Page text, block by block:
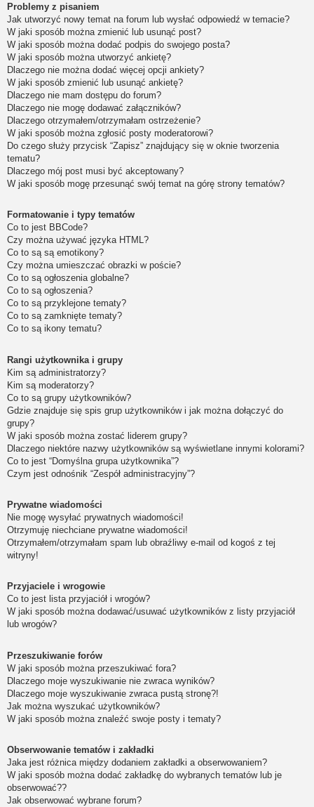
Problemy z pisaniem
Jak utworzyć nowy temat na forum lub wysłać odpowiedź w temacie?
W jaki sposób można zmienić lub usunąć post?
W jaki sposób można dodać podpis do swojego posta?
W jaki sposób można utworzyć ankietę?
Dlaczego nie można dodać więcej opcji ankiety?
W jaki sposób zmienić lub usunąć ankietę?
Dlaczego nie mam dostępu do forum?
Dlaczego nie mogę dodawać załączników?
Dlaczego otrzymałem/otrzymałam ostrzeżenie?
W jaki sposób można zgłosić posty moderatorowi?
Do czego służy przycisk “Zapisz” znajdujący się w oknie tworzenia
tematu?
Dlaczego mój post musi być akceptowany?
W jaki sposób mogę przesunąć swój temat na górę strony tematów?
Formatowanie i typy tematów
Co to jest BBCode?
Czy można używać języka HTML?
Co to są są emotikony?
Czy można umieszczać obrazki w poście?
Co to są ogłoszenia globalne?
Co to są ogłoszenia?
Co to są przyklejone tematy?
Co to są zamknięte tematy?
Co to są ikony tematu?
Rangi użytkownika i grupy
Kim są administratorzy?
Kim są moderatorzy?
Co to są grupy użytkowników?
Gdzie znajduje się spis grup użytkowników i jak można dołączyć do
grupy?
W jaki sposób można zostać liderem grupy?
Dlaczego niektóre nazwy użytkowników są wyświetlane innymi kolorami?
Co to jest “Domyślna grupa użytkownika”?
Czym jest odnośnik “Zespół administracyjny”?
Prywatne wiadomości
Nie mogę wysyłać prywatnych wiadomości!
Otrzymuję niechciane prywatne wiadomości!
Otrzymałem/otrzymałam spam lub obraźliwy e-mail od kogoś z tej
witryny!
Przyjaciele i wrogowie
Co to jest lista przyjaciół i wrogów?
W jaki sposób można dodawać/usuwać użytkowników z listy przyjaciół
lub wrogów?
Przeszukiwanie forów
W jaki sposób można przeszukiwać fora?
Dlaczego moje wyszukiwanie nie zwraca wyników?
Dlaczego moje wyszukiwanie zwraca pustą stronę?!
Jak można wyszukać użytkowników?
W jaki sposób można znaleźć swoje posty i tematy?
Obserwowanie tematów i zakładki
Jaka jest różnica między dodaniem zakładki a obserwowaniem?
W jaki sposób można dodać zakładkę do wybranych tematów lub je
obserwować??
Jak obserwować wybrane forum?